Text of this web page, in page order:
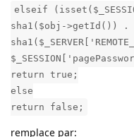
elseif
sha1($obj->getId()) .
return true;
else
return false;
remplace par: